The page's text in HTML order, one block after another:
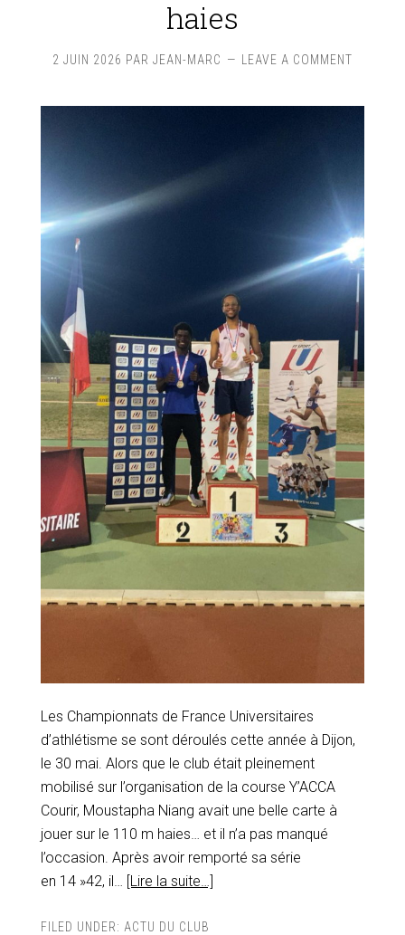
haies
2 JUIN 2026 PAR JEAN-MARC LEAVE A COMMENT
Les Championnats de France Universitaires
d’athlétisme se sont déroulés cette année à Dijon,
le 30 mai. Alors que le club était pleinement
mobilisé sur l’organisation de la course Y’ACCA
Courir, Moustapha Niang avait une belle carte à
jouer sur le 110 m haies… et il n’a pas manqué
l’occasion. Après avoir remporté sa série
en 14 »42, il…
[Lire la suite…]
FILED UNDER: ACTU DU CLUB